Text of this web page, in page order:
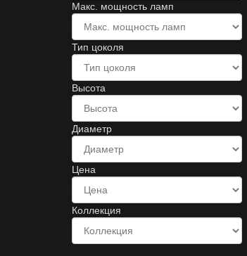
Макс. мощность ламп
Тип цоколя
Высота
Диаметр
Цена
Коллекция